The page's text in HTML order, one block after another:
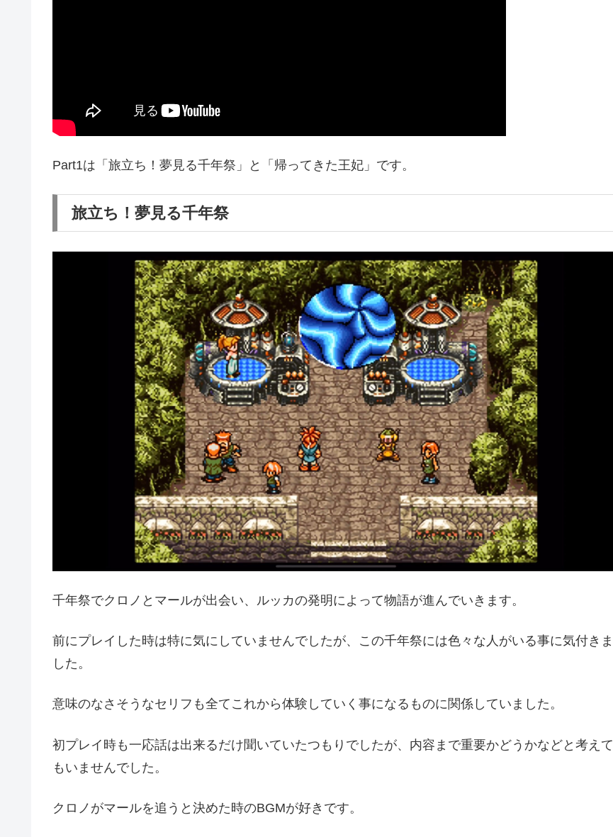
Part1は「旅立ち！夢見る千年祭」と「帰ってきた王妃」です。
旅立ち！夢見る千年祭
千年祭でクロノとマールが出会い、ルッカの発明によって物語が進んでいきます。
前にプレイした時は特に気にしていませんでしたが、この千年祭には色々な人がいる事に気付きま
した。
意味のなさそうなセリフも全てこれから体験していく事になるものに関係していました。
初プレイ時も一応話は出来るだけ聞いていたつもりでしたが、内容まで重要かどうかなどと考えて
もいませんでした。
クロノがマールを追うと決めた時のBGMが好きです。